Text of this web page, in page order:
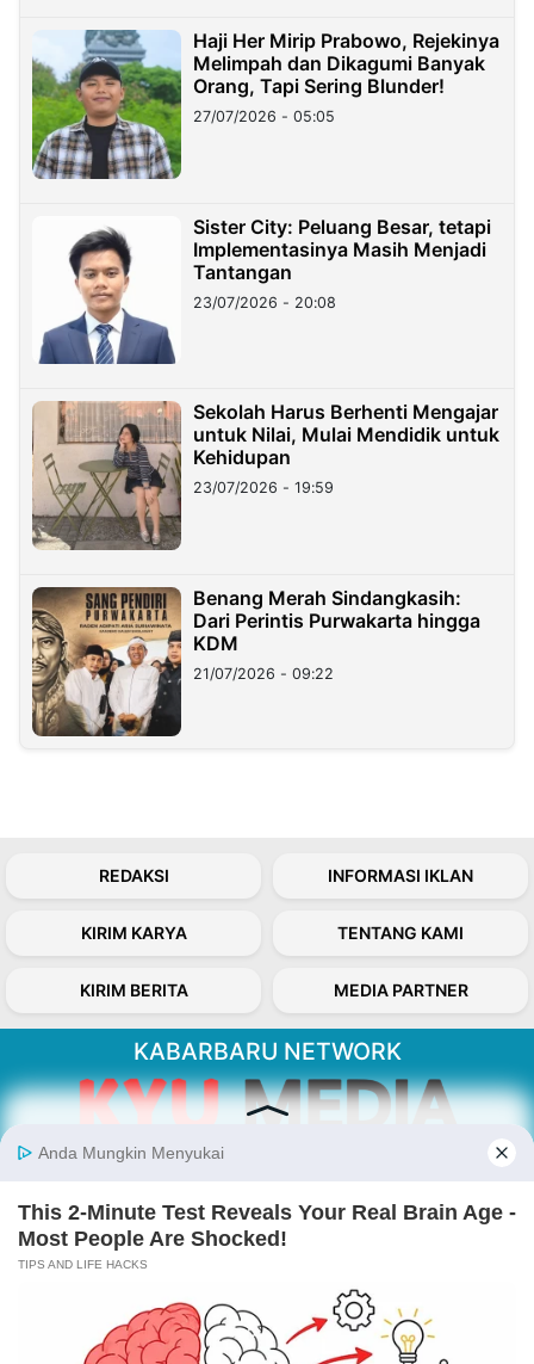
Haji Her Mirip Prabowo, Rejekinya
Melimpah dan Dikagumi Banyak
Orang, Tapi Sering Blunder!
27/07/2026 - 05:05
Sister City: Peluang Besar, tetapi
Implementasinya Masih Menjadi
Tantangan
23/07/2026 - 20:08
Sekolah Harus Berhenti Mengajar
untuk Nilai, Mulai Mendidik untuk
Kehidupan
23/07/2026 - 19:59
Benang Merah Sindangkasih:
Dari Perintis Purwakarta hingga
KDM
21/07/2026 - 09:22
REDAKSI INFORMASI IKLAN
KIRIM KARYA TENTANG KAMI
KIRIM BERITA MEDIA PARTNER
KABARBARU NETWORK
Kabarbaru.co menyajikan berita aktual dan
Follow Kabarbaru